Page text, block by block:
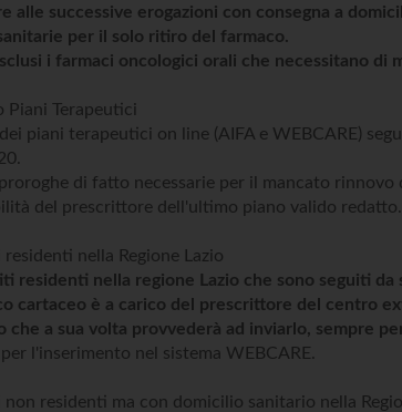
alle successive erogazioni con consegna a
per il solo ritiro del farmaco.
i farmaci oncologici orali che necessitano di
Piani Terapeutici
piani terapeutici on line (AIFA e WEBCARE)
di fatto necessarie per il mancato
del prescrittore dell'ultimo piano valido redatto.
nella Regione Lazio
residenti nella regione Lazio che sono seguiti
cartaceo è a carico del prescrittore del centro
che a sua volta provvederà ad inviarlo, sempre
per l'inserimento nel sistema WEBCARE.
non residenti ma con domicilio sanitario nella